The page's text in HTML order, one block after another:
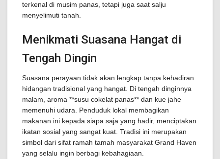
terkenal di musim panas, tetapi juga saat salju
menyelimuti tanah.
Menikmati Suasana Hangat di
Tengah Dingin
Suasana perayaan tidak akan lengkap tanpa kehadiran
hidangan tradisional yang hangat. Di tengah dinginnya
malam, aroma **susu cokelat panas** dan kue jahe
memenuhi udara. Penduduk lokal membagikan
makanan ini kepada siapa saja yang hadir, menciptakan
ikatan sosial yang sangat kuat. Tradisi ini merupakan
simbol dari sifat ramah tamah masyarakat Grand Haven
yang selalu ingin berbagi kebahagiaan.